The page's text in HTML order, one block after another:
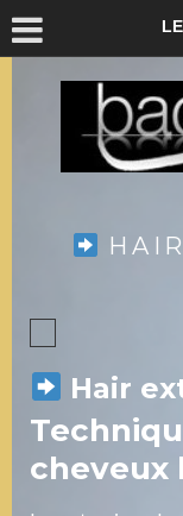
Hair
cheveux